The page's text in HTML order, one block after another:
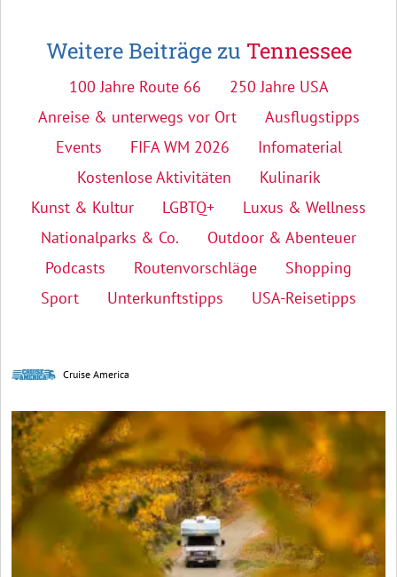
Weitere Beiträge zu Tennessee
100 Jahre Route 66
250 Jahre USA
Anreise & unterwegs vor Ort
Ausflugstipps
Events
FIFA WM 2026
Infomaterial
Kostenlose Aktivitäten
Kulinarik
Kunst & Kultur
LGBTQ+
Luxus & Wellness
Nationalparks & Co.
Outdoor & Abenteuer
Podcasts
Routenvorschläge
Shopping
Sport
Unterkunftstipps USA-Reisetipps
Cruise America